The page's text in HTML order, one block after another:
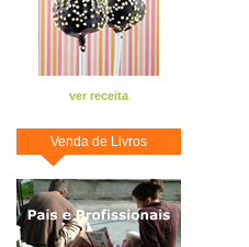
ver receita
Venda de Livros